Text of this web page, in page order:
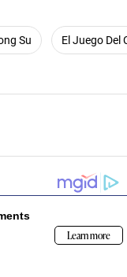
Su El Juego Del